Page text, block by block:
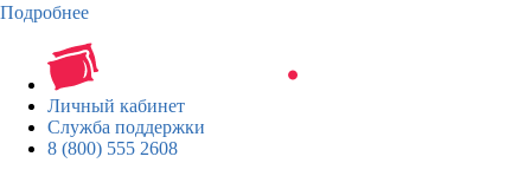
Подробнее
Личный кабинет
Служба поддержки
8 (800) 555 2608